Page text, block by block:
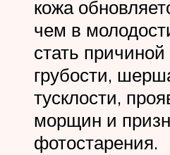
кожа
чем в
стать
грубости,
тусклости,
морщин и
фотостарения.